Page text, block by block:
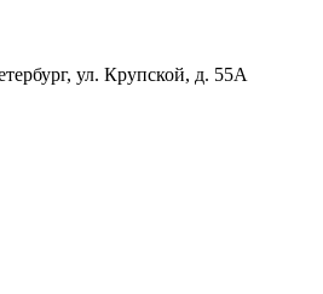
ул. Крупской, д. 55А